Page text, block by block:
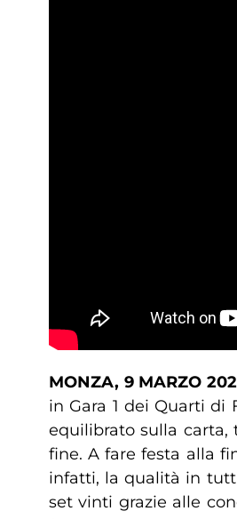
MONZA, 9 MARZO
in Gara 1 dei Quarti di
equilibrato sulla carta,
fine. A fare festa alla
infatti, la qualità in
set vinti grazie alle